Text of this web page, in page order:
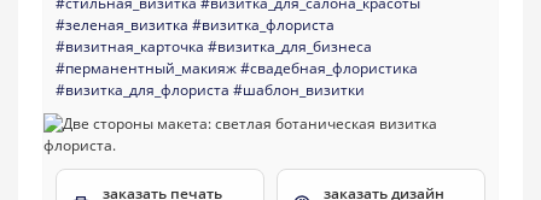
#зеленая_визитка #визитка_флориста
#визитная_карточка #визитка_для_бизнеса
#перманентный_макияж#свадебная_флористика
#визитка_для_флориста #шаблон_визитки
заказать печать
заказать дизайн